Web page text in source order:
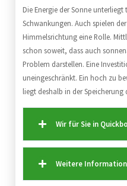
Die Energie der Sonne
Schwankungen. Auch spielen
Himmelsrichtung eine Rolle.
schon soweit, dass auch
Problem darstellen. Eine
uneingeschränkt. Ein hoch zu
liegt deshalb in der Speicherung
Wir für Sie in
Weitere